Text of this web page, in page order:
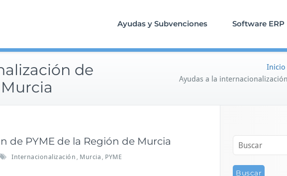
Ayudas y Subvenciones Software ERP
de
Inicio
Ayudas a la
de PYME de la Región de Murcia
Internacionalización Murcia PYME